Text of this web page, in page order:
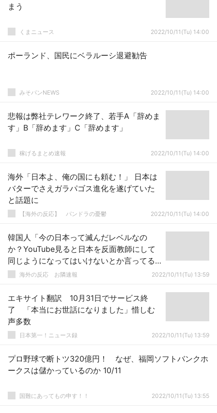
まう
くまニュース 2022/10/11(Tu) 14:00
ポーランド、国民にベラルーシ退避勧告
みそパンNEWS 2022/10/11(Tu) 14:00
悲報は弊社テレワーク終了、若手A「辞めま
す」B「辞めます」C「辞めます」
稼げるまとめ速報 2022/10/11(Tu) 14:00
海外「日本よ、俺の国にも頼む！」 日本は
バターでさえガラパゴス進化を遂げていた
と話題に
【海外の反応】 パンドラの憂鬱 2022/10/11(Tu) 14:00
韓国人「今の日本って滅んだレベルなの
か？YouTube見ると日本を反面教師にして
同じようになってはいけないとか言ってる
んだが・・・」→「」
海外の反応 お隣速報 2022/10/11(Tu) 13:59
エキサイト翻訳 10月31日でサービス終
了 「本当にお世話になりました」惜しむ
声多数
日本第一！ニュース録 2022/10/11(Tu) 13:59
プロ野球で断トツ320億円！ なぜ、福岡ソフトバンクホ
ークスは儲かっているのか 10/11
国難にあってもの申す！！ 2022/10/11(Tu) 13:55